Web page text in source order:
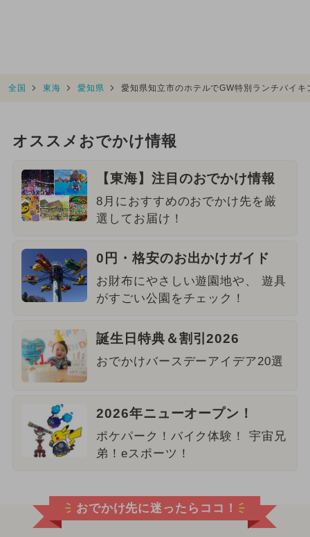
全国 東海 愛知県 愛知県知立市のホテルでGW特別ランチバイ
オススメおでかけ情報
【東海】注目のおでかけ情報
8月におすすめのおでかけ先を厳
選してお届け！
0円・格安のお出かけガイド
お財布にやさしい遊園地や、 遊具
がすごい公園をチェック！
誕生日特典＆割引2026
おでかけバースデーアイデア20選
2026年ニューオープン！
ポケパーク！バイク体験！ 宇宙兄
弟！eスポーツ！
おでかけ先に迷ったらココ！